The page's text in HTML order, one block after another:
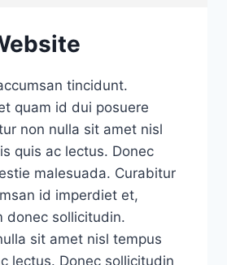
tincidunt.
quam id dui posuere
non nulla sit amet nisl
quis ac lectus. Donec
malesuada. Curabitur
id imperdiet et,
donec sollicitudin.
sit amet nisl tempus
lectus. Donec sollicitudin